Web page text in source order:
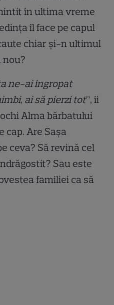
în ultima vreme
îl face pe capul
chiar și-n ultimul
nou?
ne-ai îngropat
ai să pierzi tot”, îi
Alma bărbatului
cap. Are Sașa
ceva? Să revină cel
Sau este
familiei ca să